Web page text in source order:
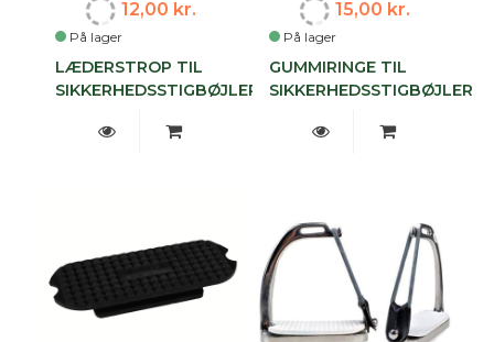
På lager
12,00 kr.
LÆDERSTROP TIL
SIKKERHEDSSTIGBØJLER
På lager
15,00 kr.
GUMMIRINGE TIL
SIKKERHEDSSTIGBØJLER